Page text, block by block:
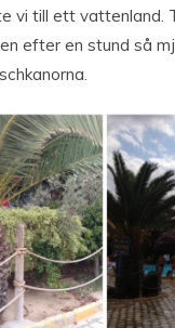
vi till ett vattenland.
efter en stund så